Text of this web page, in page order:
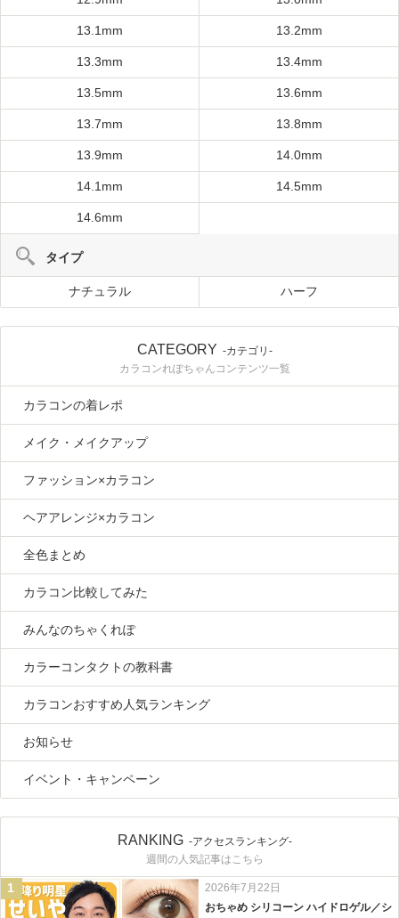
13.1mm 13.2mm
13.3mm 13.4mm
13.5mm 13.6mm
13.7mm 13.8mm
13.9mm 14.0mm
14.1mm 14.5mm
14.6mm
タイプ
ナチュラル ハーフ
CATEGORY -カテゴリ-
カラコンれぽちゃんコンテンツ一覧
カラコンの着レポ
メイク・メイクアップ
ファッション×カラコン
ヘアアレンジ×カラコン
全色まとめ
カラコン比較してみた
みんなのちゃくれぽ
カラーコンタクトの教科書
カラコンおすすめ人気ランキング
お知らせ
イベント・キャンペーン
RANKING -アクセスランキング-
週間の人気記事はこちら
1
2026年7月22日
おちゃめ シリコーン ハイドロゲル／シ